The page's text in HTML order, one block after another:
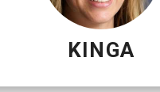
KINGA